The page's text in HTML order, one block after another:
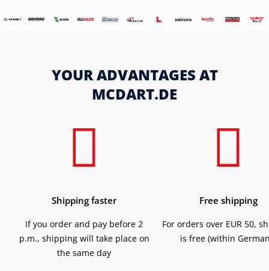
YOUR ADVANTAGES AT
MCDART.DE
Shipping faster
If you order and pay before 2
p.m., shipping will take place on
the same day
Free shipping
For orders over EUR 50,
is free (within